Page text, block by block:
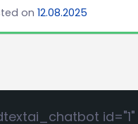
on 12.08.2025
id="1"